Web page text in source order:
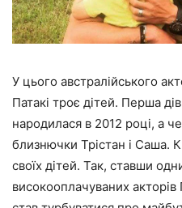
У цього австралійського
Патакі троє дітей. Перша
народилася в 2012 році, а
близнючки Трістан і Саша.
своїх дітей. Так, ставши
високооплачуваних акторів